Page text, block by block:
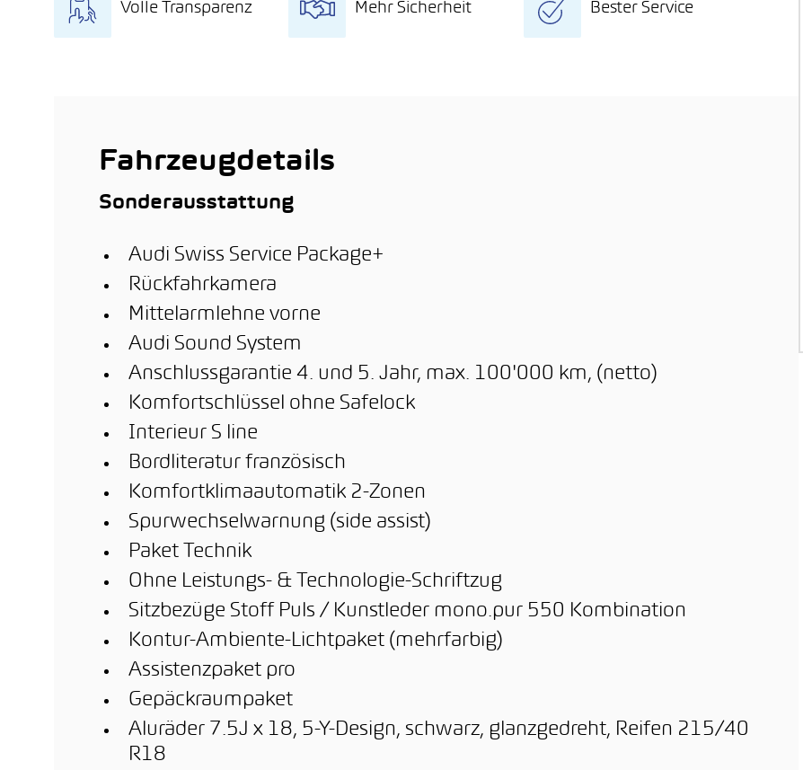
Volle Transparenz Mehr Sicherheit Bester Service
Fahrzeugdetails
Sonderausstattung
Audi Swiss Service Package+
Rückfahrkamera
Mittelarmlehne vorne
Audi Sound System
Anschlussgarantie 4. und 5. Jahr, max. 100'000 km, (netto)
Komfortschlüssel ohne Safelock
Interieur S line
Bordliteratur französisch
Komfortklimaautomatik 2-Zonen
Spurwechselwarnung (side assist)
Paket Technik
Ohne Leistungs- & Technologie-Schriftzug
Sitzbezüge Stoff Puls / Kunstleder mono.pur 550 Kombination
Kontur-Ambiente-Lichtpaket (mehrfarbig)
Assistenzpaket pro
Gepäckraumpaket
Aluräder 7.5J x 18, 5-Y-Design, schwarz, glanzgedreht, Reifen 215/40
R18